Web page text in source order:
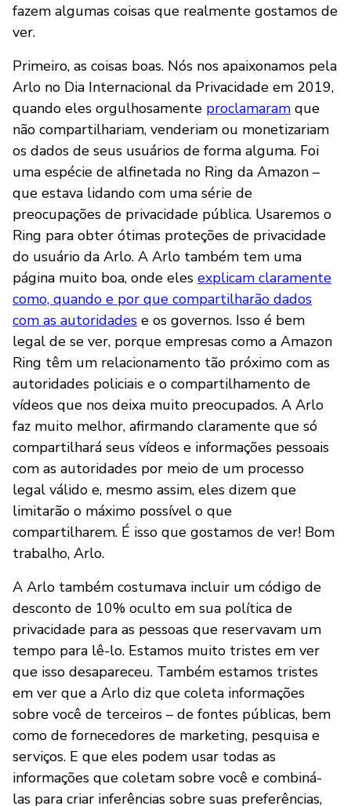
fazem algumas coisas que realmente gostamos de
ver.
Primeiro, as coisas boas. Nós nos apaixonamos pela
Arlo no Dia Internacional da Privacidade em 2019,
quando eles orgulhosamente proclamaram que
não compartilhariam, venderiam ou monetizariam
os dados de seus usuários de forma alguma. Foi
uma espécie de alfinetada no Ring da Amazon –
que estava lidando com uma série de
preocupações de privacidade pública. Usaremos o
Ring para obter ótimas proteções de privacidade
do usuário da Arlo. A Arlo também tem uma
página muito boa, onde eles explicam claramente
como, quando e por que compartilharão dados
com as autoridades e os governos. Isso é bem
legal de se ver, porque empresas como a Amazon
Ring têm um relacionamento tão próximo com as
autoridades policiais e o compartilhamento de
vídeos que nos deixa muito preocupados. A Arlo
faz muito melhor, afirmando claramente que só
compartilhará seus vídeos e informações pessoais
com as autoridades por meio de um processo
legal válido e, mesmo assim, eles dizem que
limitarão o máximo possível o que
compartilharem. É isso que gostamos de ver! Bom
trabalho, Arlo.
A Arlo também costumava incluir um código de
desconto de 10% oculto em sua política de
privacidade para as pessoas que reservavam um
tempo para lê-lo. Estamos muito tristes em ver
que isso desapareceu. Também estamos tristes
em ver que a Arlo diz que coleta informações
sobre você de terceiros – de fontes públicas, bem
como de fornecedores de marketing, pesquisa e
serviços. E que eles podem usar todas as
informações que coletam sobre você e combiná-
las para criar inferências sobre suas preferências,